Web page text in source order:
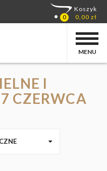
MENU
I
CZERWCA